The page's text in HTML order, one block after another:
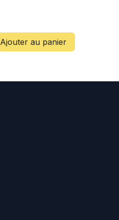
Ajouter au panier